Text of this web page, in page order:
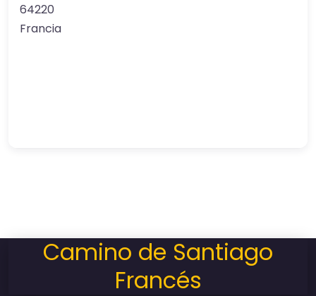
64220
Francia
Camino de Santiago
Francés